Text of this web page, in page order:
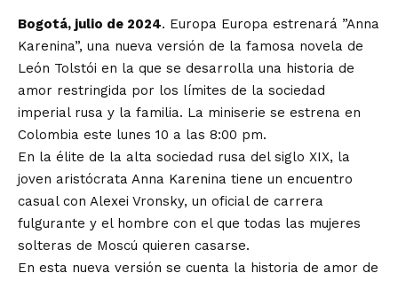
Bogotá, julio de 2024. Europa Europa estrenará ”Anna
Karenina”, una nueva versión de la famosa novela de
León Tolstói en la que se desarrolla una historia de
amor restringida por los límites de la sociedad
imperial rusa y la familia. La miniserie se estrena en
Colombia este lunes 10 a las 8:00 pm.
En la élite de la alta sociedad rusa del siglo XIX, la
joven aristócrata Anna Karenina tiene un encuentro
casual con Alexei Vronsky, un oficial de carrera
fulgurante y el hombre con el que todas las mujeres
solteras de Moscú quieren casarse.
En esta nueva versión se cuenta la historia de amor de